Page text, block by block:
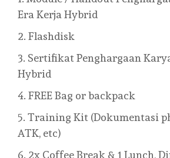
Era Kerja Hybrid
Flashdisk
Sertifikat Penghargaan
Hybrid
FREE Bag or backpack
Training Kit (Dokumentasi
ATK, etc)
2x Coffee Break & 1 Lunch,